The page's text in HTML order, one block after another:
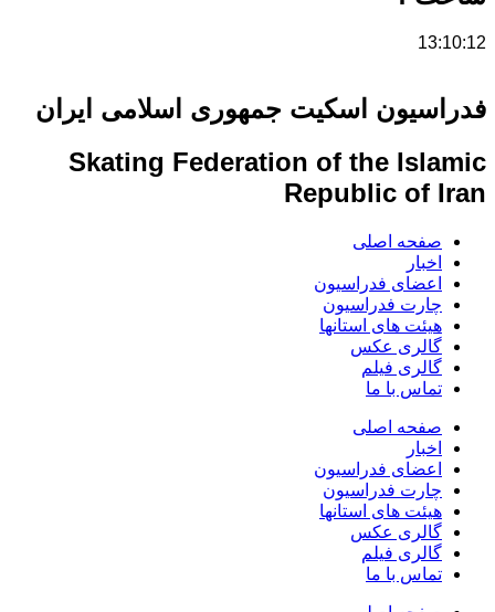
اسکیت جمهوری اسلامی ایران
Skating Federation of the
Republic of
اصلی
فدراسیون
فدراسیون
های استانها
عکس
فیلم
با ما
اصلی
فدراسیون
فدراسیون
های استانها
عکس
فیلم
با ما